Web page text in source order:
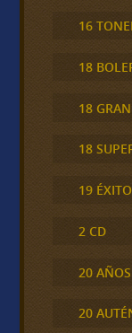
16
18
18
18
19
2 CD
20 AÑOS
20